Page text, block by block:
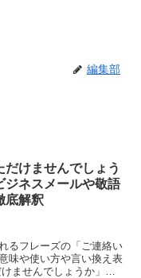
編集部
だけませんでしょう
ジネスメールや敬語
底解釈
るフレーズの「ご連絡い
味や使い方や言い換え表
ませんでしょうか」と